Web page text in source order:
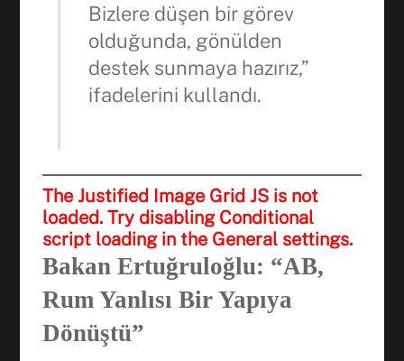
Bizlere düşen bir görev
olduğunda, gönülden
destek sunmaya hazırız,”
ifadelerini kullandı.
The Justified Image Grid JS is not
loaded. Try disabling Conditional
script loading in the General settings.
Bakan Ertuğruloğlu: “AB,
Rum Yanlısı Bir Yapıya
Dönüştü”